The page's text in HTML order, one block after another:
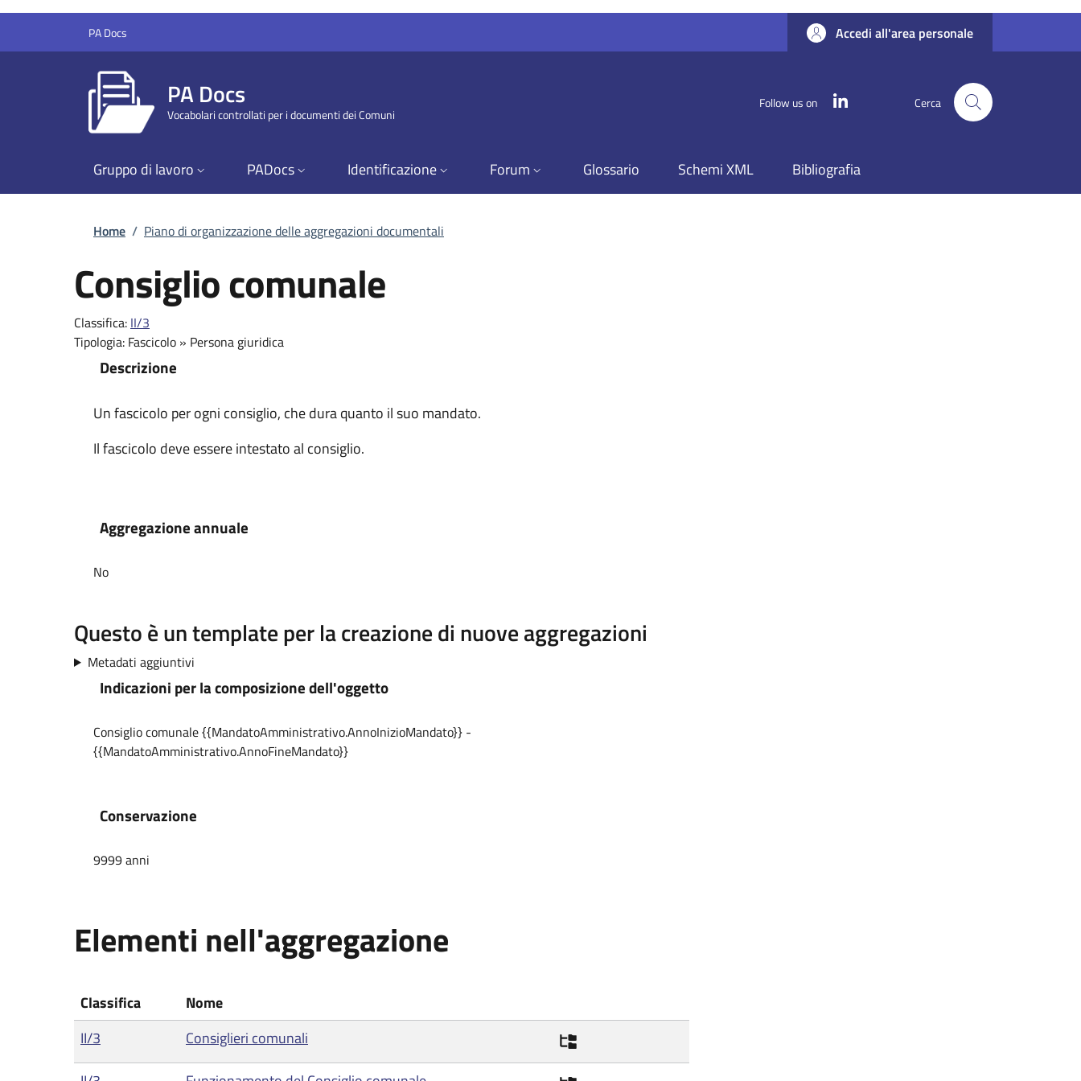
PA Docs Accedi all'area personale
PA Docs
Vocabolari controllati per i documenti dei Comuni
Follow us on Cerca
Gruppo di lavoro PADocs Identificazione Forum Glossario Schemi XML Bibliografia
Briciole di pane
Home / Piano di organizzazione delle aggregazioni documentali
Consiglio comunale
Classifica: II/3
Tipologia: Fascicolo » Persona giuridica
Descrizione
Un fascicolo per ogni consiglio, che dura quanto il suo mandato.
Il fascicolo deve essere intestato al consiglio.
Aggregazione annuale
No
Questo è un template per la creazione di nuove aggregazioni
Metadati aggiuntivi
Indicazioni per la composizione dell'oggetto
Consiglio comunale {{MandatoAmministrativo.AnnoInizioMandato}} -
{{MandatoAmministrativo.AnnoFineMandato}}
Conservazione
9999 anni
Elementi nell'aggregazione
Classifica
Nome
II/3
Consiglieri comunali